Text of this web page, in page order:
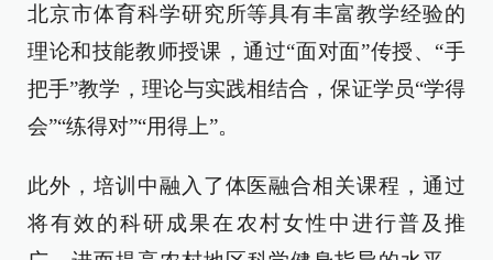
北京市体育科学研究所等具有丰富教学经验的
理论和技能教师授课 ，通过“面对面”传授、“手
把手”教学 ，理论与实践相结合，保证学员“学得
会”“练得对”“用得上”。
此外， 培训中融入了体医融合相关课程 ，通过
将有效的科研成果在农村女性中进行普及推